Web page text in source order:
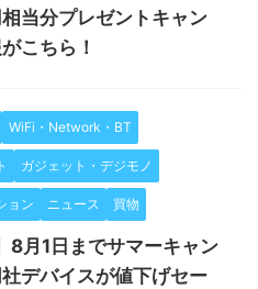
当分プレゼントキャン
こちら！
WiFi・Network・BT
ガジェット・デジモノ
ョン ニュース 買物
8月1日までサマーキャン
デバイスが値下げセー